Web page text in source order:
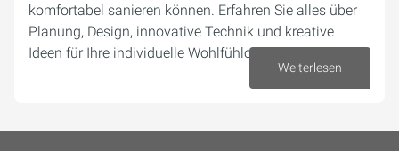
komfortabel sanieren können. Erfahren Sie alles über
Planung, Design, innovative Technik und kreative
Ideen für Ihre individuelle Wohlfühloase.
Weiterlesen